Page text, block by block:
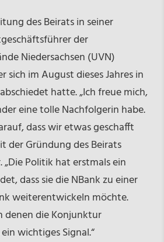
des Beirats in seiner
der
Niedersachsen (UVN)
sich im August dieses Jahres in
hatte. „Ich freue mich,
eine tolle Nachfolgerin habe.
dass wir etwas geschafft
der Gründung des Beirats
„Die Politik hat erstmals ein
dass sie die NBank zu einer
weiterentwickeln möchte.
denen die Konjunktur
wichtiges Signal.“